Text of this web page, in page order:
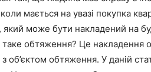
мається на увазі покупка
може бути накладений на
обтяження? Це накладення
з об’єктом обтяження. У даній